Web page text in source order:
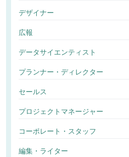
デザイナー
広報
データサイエンティスト
プランナー・ディレクター
セールス
プロジェクトマネージャー
コーポレート・スタッフ
編集・ライター